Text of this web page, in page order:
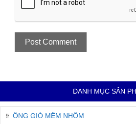
DANH MỤC SẢN
ỐNG GIÓ MỀM NHÔM